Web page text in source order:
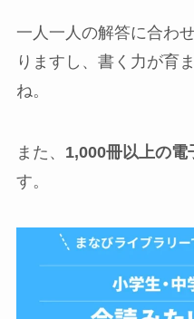
一人一人の解答に合わ
りますし、書く力が育
ね。
また、 1,000冊以上の電
す。